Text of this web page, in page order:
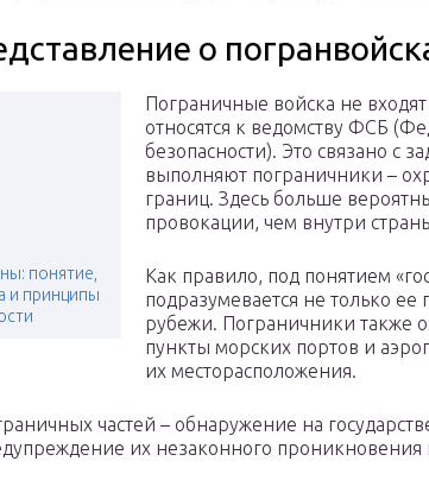
о
понятие,
и принципы
Пограничные войска не
относятся к ведомству ФСБ
безопасности). Это связано с
выполняют пограничники –
границ. Здесь больше
провокации, чем внутри
Как правило, под понятием
подразумевается не только ее
рубежи. Пограничники также
пункты морских портов и
их месторасположения.
частей – обнаружение на
их незаконного проникновения